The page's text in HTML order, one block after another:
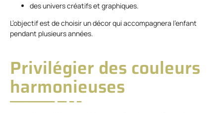
des univers créatifs et graphiques.
L’objectif est de choisir un décor qui accompagnera l’enfant
pendant plusieurs années.
Privilégier des couleurs
harmonieuses